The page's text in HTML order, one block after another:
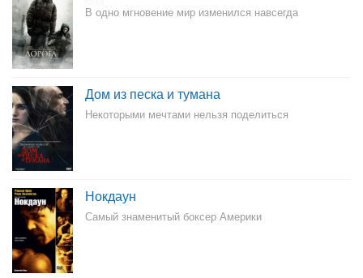
В одно мгновение мир изменился навсегда
Дом из песка и тумана
Некоторыми мечтами нельзя поделиться
Нокдаун
Самый знаменитый боксер Америки